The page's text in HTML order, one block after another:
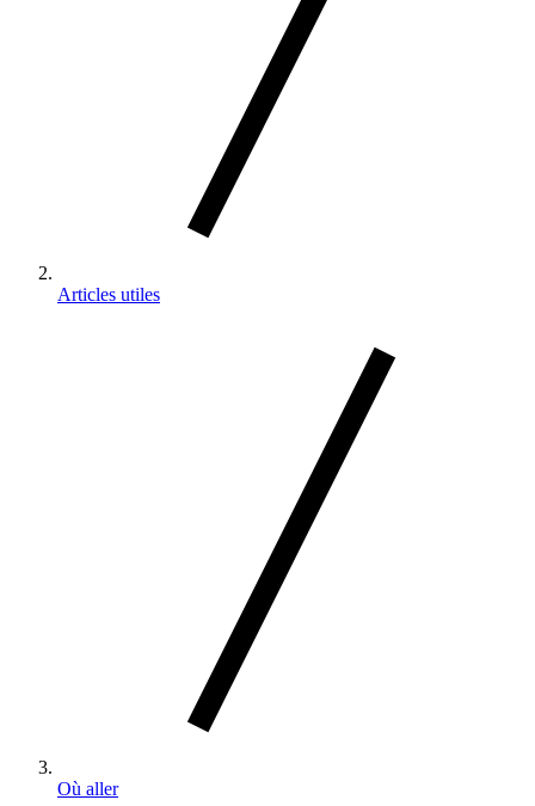
Articles utiles
Où aller